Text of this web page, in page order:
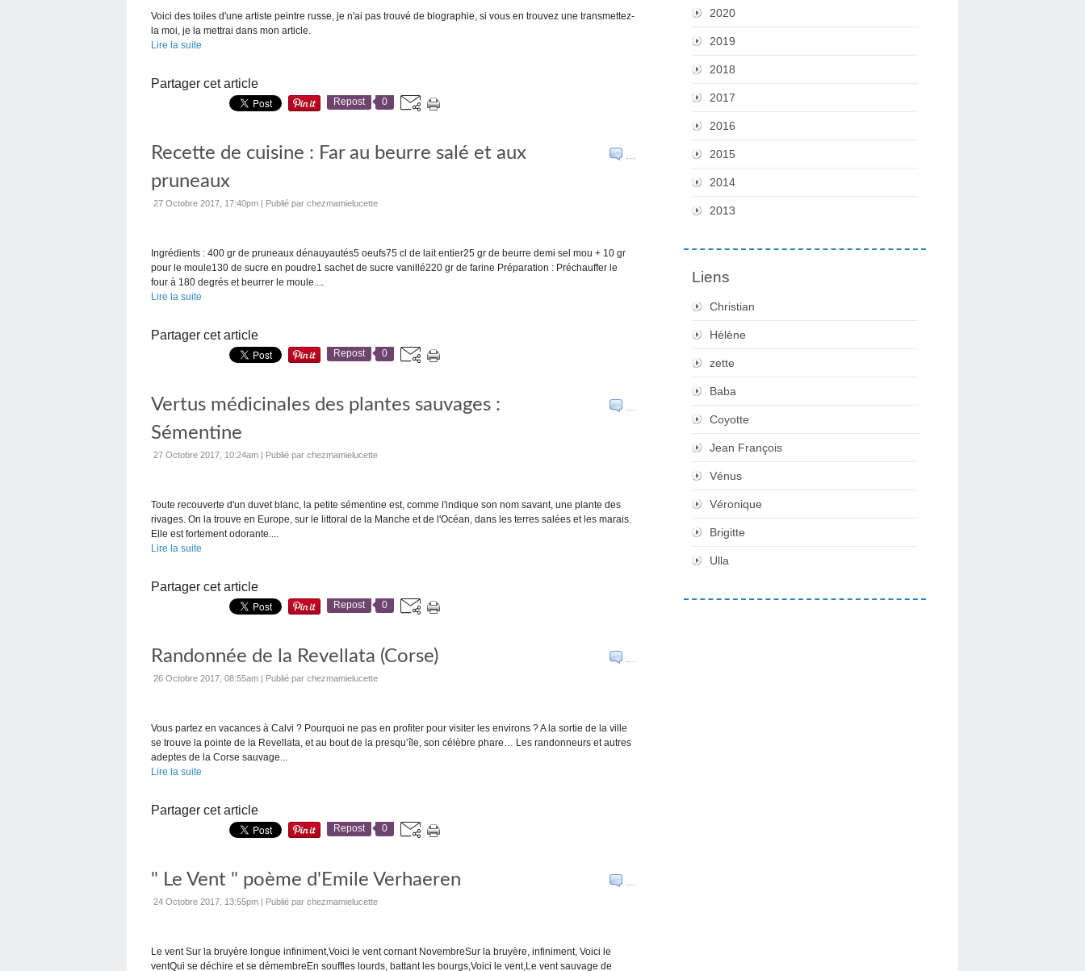
Voici des toiles d'une artiste peintre russe, je n'ai pas trouvé de biographie, si vous en trouvez une transmettez-
la moi, je la mettrai dans mon article.
Lire la suite
Partager cet article
Repost 0
…
Recette de cuisine : Far au beurre salé et aux
pruneaux
27 Octobre 2017, 17:40pm | Publié par chezmamielucette
Ingrédients : 400 gr de pruneaux dénauyautés5 oeufs75 cl de lait entier25 gr de beurre demi sel mou + 10 gr
pour le moule130 de sucre en poudre1 sachet de sucre vanillé220 gr de farine Préparation : Préchauffer le
four à 180 degrés et beurrer le moule....
Lire la suite
Partager cet article
Repost 0
…
Vertus médicinales des plantes sauvages :
Sémentine
27 Octobre 2017, 10:24am | Publié par chezmamielucette
Toute recouverte d'un duvet blanc, la petite sémentine est, comme l'indique son nom savant, une plante des
rivages. On la trouve en Europe, sur le littoral de la Manche et de l'Océan, dans les terres salées et les marais.
Elle est fortement odorante....
Lire la suite
Partager cet article
Repost 0
…
Randonnée de la Revellata (Corse)
26 Octobre 2017, 08:55am | Publié par chezmamielucette
Vous partez en vacances à Calvi ? Pourquoi ne pas en profiter pour visiter les environs ? A la sortie de la ville
se trouve la pointe de la Revellata, et au bout de la presqu’île, son célèbre phare… Les randonneurs et autres
adeptes de la Corse sauvage...
Lire la suite
Partager cet article
Repost 0
…
" Le Vent " poème d'Emile Verhaeren
24 Octobre 2017, 13:55pm | Publié par chezmamielucette
Le vent Sur la bruyère longue infiniment,Voici le vent cornant NovembreSur la bruyère, infiniment, Voici le
ventQui se déchire et se démembreEn souffles lourds, battant les bourgs,Voici le vent,Le vent sauvage de
2020
2019
2018
2017
2016
2015
2014
2013
Liens
Christian
Hélène
zette
Baba
Coyotte
Jean François
Vénus
Véronique
Brigitte
Ulla